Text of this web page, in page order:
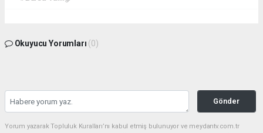
Okuyucu Yorumları (0)
Gönder
Yorum yazarak Topluluk Kuralları’nı kabul etmiş bulunuyor ve meydantv.com.tr